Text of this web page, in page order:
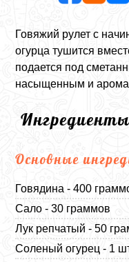
Говяжий рулет с
огурца тушится
подается под
насыщенным и
Ингредиенты
Основные
Говядина - 400
Сало - 30 граммов
Лук репчатый - 50
Соленый огурец - 1